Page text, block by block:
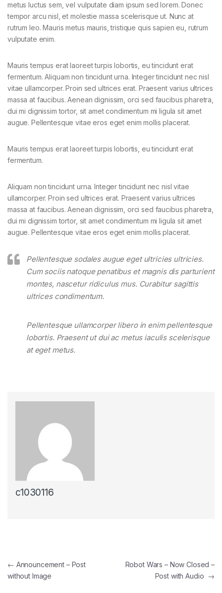
metus luctus sem, vel vulputate diam ipsum sed lorem. Donec
tempor arcu nisl, et molestie massa scelerisque ut. Nunc at
rutrum leo. Mauris metus mauris, tristique quis sapien eu, rutrum
vulputate enim.
Mauris tempus erat laoreet turpis lobortis, eu tincidunt erat
fermentum. Aliquam non tincidunt urna. Integer tincidunt nec nisl
vitae ullamcorper. Proin sed ultrices erat. Praesent varius ultrices
massa at faucibus. Aenean dignissim, orci sed faucibus pharetra,
dui mi dignissim tortor, sit amet condimentum mi ligula sit amet
augue. Pellentesque vitae eros eget enim mollis placerat.
Mauris tempus erat laoreet turpis lobortis, eu tincidunt erat
fermentum.
Aliquam non tincidunt urna. Integer tincidunt nec nisl vitae
ullamcorper. Proin sed ultrices erat. Praesent varius ultrices
massa at faucibus. Aenean dignissim, orci sed faucibus pharetra,
dui mi dignissim tortor, sit amet condimentum mi ligula sit amet
augue. Pellentesque vitae eros eget enim mollis placerat.
Pellentesque sodales augue eget ultricies ultricies.
Cum sociis natoque penatibus et magnis dis parturient
montes, nascetur ridiculus mus. Curabitur sagittis
ultrices condimentum.
Pellentesque ullamcorper libero in enim pellentesque
lobortis. Praesent ut dui ac metus iaculis scelerisque
at eget metus.
c1030116
← Announcement – Post
without Image
Robot Wars – Now Closed –
Post with Audio →